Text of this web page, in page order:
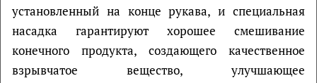
установленный на конце рукава, и специальная
насадка гарантируют хорошее смешивание
конечного продукта, создающего качественное
взрывчатое вещество, улучшающее